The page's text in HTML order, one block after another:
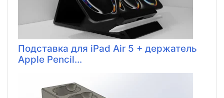
Подставка для iPad Air 5 + держатель
Apple Pencil...